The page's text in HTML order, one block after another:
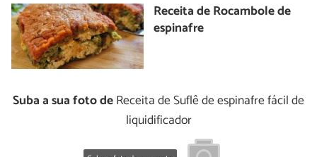
Receita de Rocambole de
espinafre
Suba a sua foto deReceita de Suflê de espinafre fácil de
liquidificador